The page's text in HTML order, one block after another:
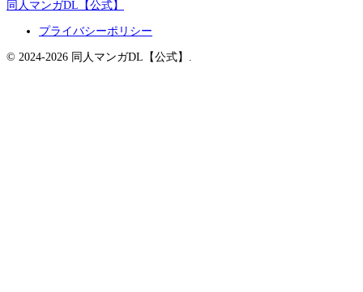
同人マンガDL【公式】
プライバシーポリシー
© 2024-2026 同人マンガDL【公式】.